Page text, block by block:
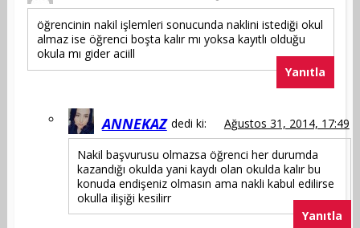
öğrencinin nakil işlemleri sonucunda naklini istediği okul
almaz ise öğrenci boşta kalır mı yoksa kayıtlı olduğu
okula mı gider aciill
Yanıtla
ANNEKAZ dedi ki: Ağustos 31, 2014, 17:49
Nakil başvurusu olmazsa öğrenci her durumda
kazandığı okulda yani kaydı olan okulda kalır bu
konuda endişeniz olmasın ama nakli kabul edilirse
okulla ilişiği kesilirr
Yanıtla